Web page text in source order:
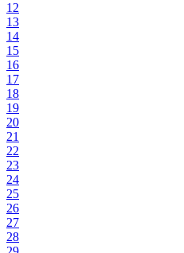
12
13
14
15
16
17
18
19
20
21
22
23
24
25
26
27
28